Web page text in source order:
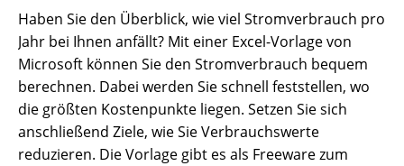
Haben Sie den Überblick, wie viel Stromverbrauch pro
Jahr bei Ihnen anfällt? Mit einer Excel-Vorlage von
Microsoft können Sie den Stromverbrauch bequem
berechnen. Dabei werden Sie schnell feststellen, wo
die größten Kostenpunkte liegen. Setzen Sie sich
anschließend Ziele, wie Sie Verbrauchswerte
reduzieren. Die Vorlage gibt es als Freeware zum